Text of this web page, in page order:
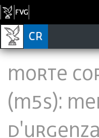
MORTE
(M5S):